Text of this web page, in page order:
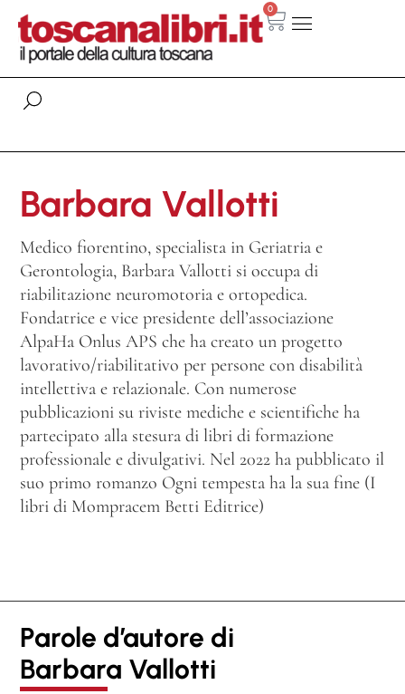
0
Barbara Vallotti
Medico fiorentino, specialista in Geriatria e
Gerontologia, Barbara Vallotti si occupa di
riabilitazione neuromotoria e ortopedica.
Fondatrice e vice presidente dell’associazione
AlpaHa Onlus APS che ha creato un progetto
lavorativo/riabilitativo per persone con disabilità
intellettiva e relazionale. Con numerose
pubblicazioni su riviste mediche e scientifiche ha
partecipato alla stesura di libri di formazione
professionale e divulgativi. Nel 2022 ha pubblicato il
suo primo romanzo Ogni tempesta ha la sua fine (I
libri di Mompracem Betti Editrice)
Parole d’autore di
Barbara Vallotti